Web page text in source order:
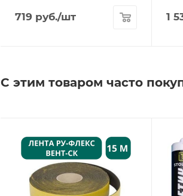
719 руб./шт 1
С этим товаром часто